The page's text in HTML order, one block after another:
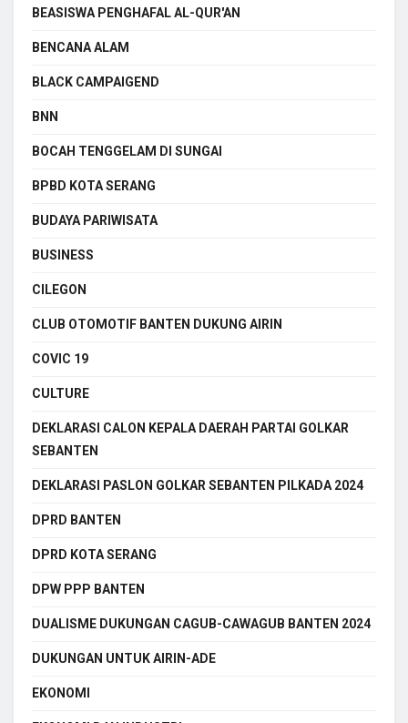
BEASISWA PENGHAFAL AL-QUR'AN
BENCANA ALAM
BLACK CAMPAIGEND
BNN
BOCAH TENGGELAM DI SUNGAI
BPBD KOTA SERANG
BUDAYA PARIWISATA
BUSINESS
CILEGON
CLUB OTOMOTIF BANTEN DUKUNG AIRIN
COVIC 19
CULTURE
DEKLARASI CALON KEPALA DAERAH PARTAI GOLKAR
SEBANTEN
DEKLARASI PASLON GOLKAR SEBANTEN PILKADA 2024
DPRD BANTEN
DPRD KOTA SERANG
DPW PPP BANTEN
DUALISME DUKUNGAN CAGUB-CAWAGUB BANTEN 2024
DUKUNGAN UNTUK AIRIN-ADE
EKONOMI